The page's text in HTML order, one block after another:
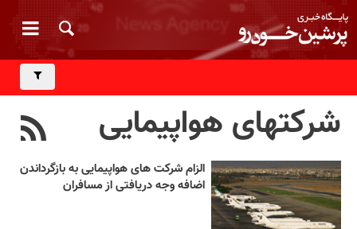
شرکتهای هواپیمایی
الزام شرکت های هواپیمایی به بازگرداندن
اضافه وجه دریافتی از مسافران